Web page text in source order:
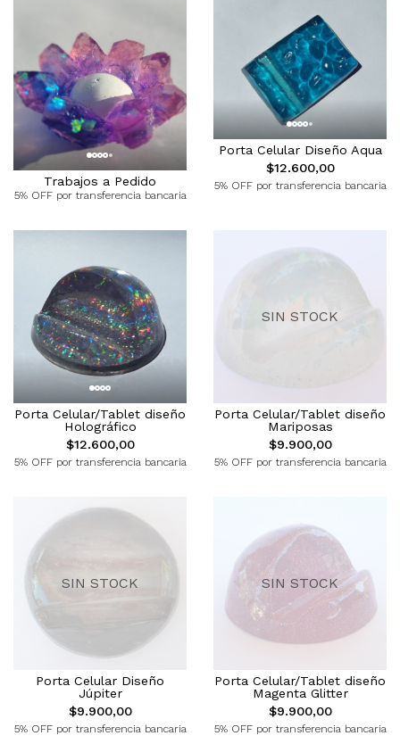
Trabajos a Pedido
5% OFF por transferencia bancaria
Porta Celular Diseño Aqua
$12.600,00
5% OFF por transferencia bancaria
Porta Celular/Tablet diseño
Holográfico
$12.600,00
5% OFF por transferencia bancaria
SIN STOCK
Porta Celular/Tablet diseño
Mariposas
$9.900,00
5% OFF por transferencia bancaria
SIN STOCK
Porta Celular Diseño
Júpiter
$9.900,00
5% OFF por transferencia bancaria
SIN STOCK
Porta Celular/Tablet diseño
Magenta Glitter
$9.900,00
5% OFF por transferencia bancaria